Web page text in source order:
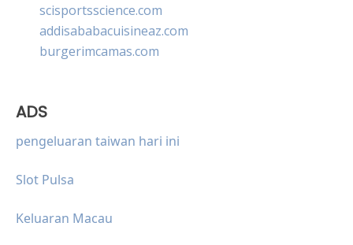
scisportsscience.com
addisababacuisineaz.com
burgerimcamas.com
ADS
pengeluaran taiwan hari ini
Slot Pulsa
Keluaran Macau